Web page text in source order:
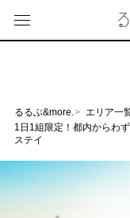
るるぶ&more. エリア一
1日1組限定！都内からわ
ステイ